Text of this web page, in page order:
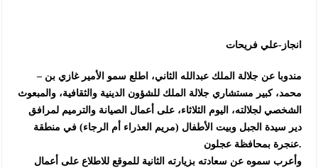
انجاز-علي فريحات
– مندوبا عن جلالة الملك عبدالله الثاني، اطلع سمو الأمير غازي بن
محمد، كبير مستشاري جلالة الملك للشؤون الدينية والثقافية، والمبعوث
الشخصي لجلالته، اليوم الثلاثاء، على أعمال الصيانة والترميم لمرافق
دير سيدة الجبل وبيت الأطفال (مريم العذراء أم الرجاء) في منطقة
عنجرة بمحافظة عجلون.
وأعرب سموه عن سعادته بزيارته الثانية للموقع للاطلاع على أعمال